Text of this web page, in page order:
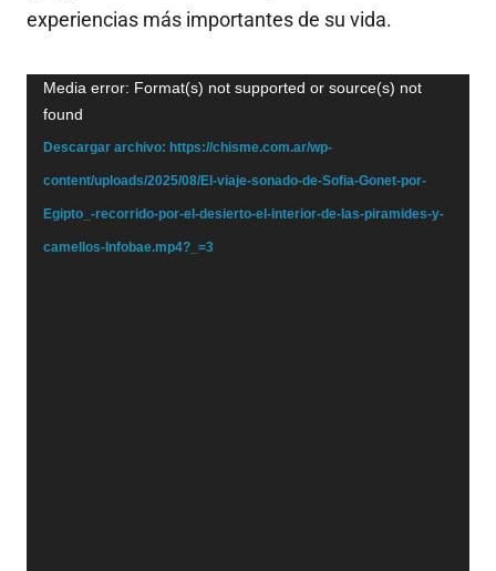
experiencias más importantes de su vida.
Media error: Format(s) not supported or source(s) not
found
Descargar archivo: https://chisme.com.ar/wp-
content/uploads/2025/08/El-viaje-sonado-de-Sofia-Gonet-por-
Egipto_-recorrido-por-el-desierto-el-interior-de-las-piramides-y-
camellos-Infobae.mp4?_=3